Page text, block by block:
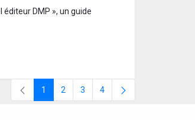
éditeur DMP », un guide
Page
1 Page
2 Page
3 Page
4